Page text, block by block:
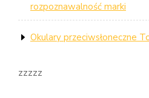
rozpoznawalność marki
Okulary przeciwsłoneczne
zzzzz